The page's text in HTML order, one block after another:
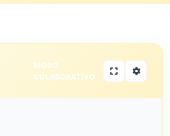
MODO
COLABORATIVO